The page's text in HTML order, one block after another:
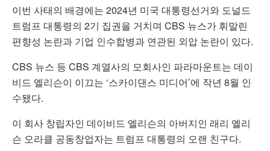
이번 사태의 배경에는 2024년 미국 대통령선거와 도널드
트럼프 대통령의 2기 집권을 거치며 CBS 뉴스가 휘말린
편향성 논란과 기업 인수합병과 연관된 외압 논란이 있다.
CBS 뉴스 등 CBS 계열사의 모회사인 파라마운트는 데이
비드 엘리슨이 이끄는 ‘스카이댄스 미디어’에 작년 8월 인
수됐다.
이 회사 창립자인 데이비드 엘리슨의 아버지인 래리 엘리
슨 오라클 공동창업자는 트럼프 대통령의 오랜 친구다.